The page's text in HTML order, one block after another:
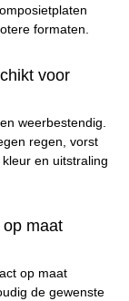
formaten.
voor
weerbestendig.
regen, vorst
en uitstraling
maat
op maat
de gewenste